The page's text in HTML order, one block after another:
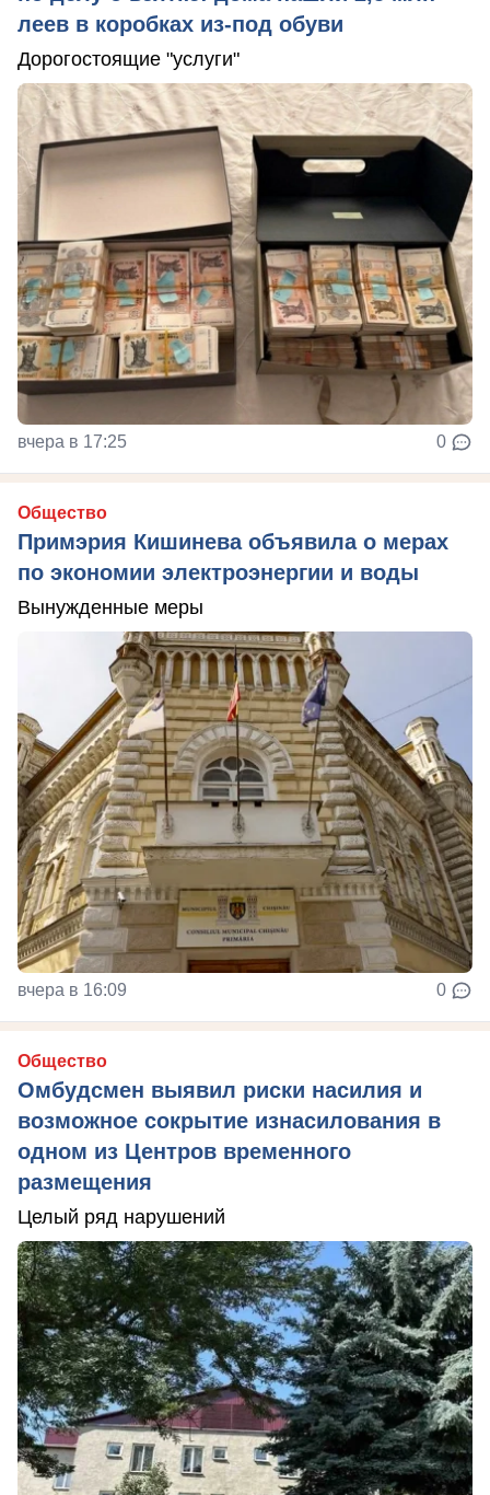
леев в коробках из-под обуви
Дорогостоящие "услуги"
вчера в 17:25 0
Общество
Примэрия Кишинева объявила о мерах
по экономии электроэнергии и воды
Вынужденные меры
вчера в 16:09 0
Общество
Омбудсмен выявил риски насилия и
возможное сокрытие изнасилования в
одном из Центров временного
размещения
Целый ряд нарушений